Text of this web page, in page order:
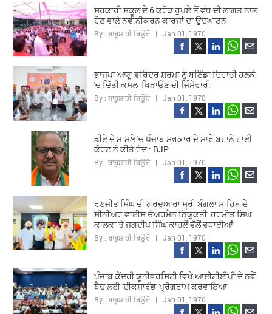
ਸਰਕਾਰੀ ਸਕੂਲ ਦੇ 6 ਕਰੋੜ ਰੁਪਏ ਤੋਂ ਵੱਧ ਦੀ ਲਾਗਤ ਨਾਲ
ਹੋਣ ਵਾਲੇ ਨਵੀਨੀਕਰਨ ਕਾਰਜਾਂ ਦਾ ਉਦਘਾਟਨ
By : ਬਾਬੂਸ਼ਾਹੀ ਬਿਊਰੋ | Jan 01, 1970 |
ਭਾਜਪਾ ਆਗੂ ਵਰਿੰਦਰ ਸ਼ਰਮਾ ਨੂੰ ਬਠਿੰਡਾ ਦਿਹਾਤੀ ਹਲਕੇ
'ਚ ਦਿੱਤੀ ਕਮਲ ਖਿੜਾਉਣ ਦੀ ਜਿੰਮੇਵਾਰੀ
By : ਬਾਬੂਸ਼ਾਹੀ ਬਿਊਰੋ | Jan 01, 1970 |
ਡੀਏ ਦੇ ਮਾਮਲੇ 'ਚ ਪੰਜਾਬ ਸਰਕਾਰ ਦੇ ਸਾਰੇ ਬਹਾਨੇ ਹਾਈ
ਕੋਰਟ ਨੇ ਕੀਤੇ ਰੱਦ : BJP
By : ਬਾਬੂਸ਼ਾਹੀ ਬਿਊਰੋ | Jan 01, 1970 |
ਰਣਜੀਤ ਸਿੰਘ ਦੀ ਗੁਰਦੁਆਰਾ ਸ੍ਰੀ ਬੰਗਲਾ ਸਾਹਿਬ ਦੇ
ਸੀਨੀਅਰ ਵਾਈਸ ਚੇਅਰਮੈਨ ਨਿਯੁਕਤੀ ਹਰਮੀਤ ਸਿੰਘ
ਕਾਲਕਾ ਤੇ ਜਗਦੀਪ ਸਿੰਘ ਕਾਹਲੋਂ ਵੱਲੋਂ ਵਧਾਈਆਂ
By : ਬਾਬੂਸ਼ਾਹੀ ਬਿਊਰੋ | Jan 01, 1970 |
ਪੰਜਾਬ ਕੇਂਦਰੀ ਯੂਨੀਵਰਸਿਟੀ ਵਿਖੇ ਆਈਟੀਈਪੀ ਦੇ ਨਵੇਂ
ਬੈਚ ਲਈ 'ਦੀਕਸ਼ਾਰੰਭ' ਪ੍ਰੋਗਰਾਮ ਕਰਵਾਇਆ
By : ਬਾਬੂਸ਼ਾਹੀ ਬਿਊਰੋ | Jan 01, 1970 |